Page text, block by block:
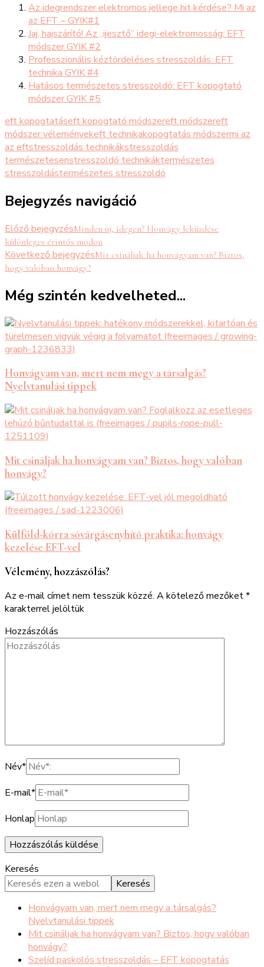
Az idegrendszer elektromos jellege hit kérdése? Mi az
az EFT – GYIK#1
Jaj, hajszárító! Az „ijesztő” idegi-elektromosság: EFT
módszer GYIK #2
Professzionális kéztördeléses stresszoldás: EFT
technika GYIK #4
Hatásos természetes stresszoldó: EFT kopogtató
módszer GYIK #5
eft kopogtatáseft kopogtató módszereft módszereft
módszer véleményekeft technikakopogtatás módszermi az
az eftstresszoldás technikákstresszoldás
természetesenstresszoldó technikáktermészetes
stresszoldástermészetes stresszoldó
Bejegyzés navigáció
Előző bejegyzésMinden új, idegen? Honvágy leküzdése
különleges érintős módon
Következő bejegyzésMit csináljak ha honvágyam van? Biztos,
hogy valóban honvágy?
Még szintén kedvelheted...
Honvágyam van, mert nem megy a társalgás?
Nyelvtanulási tippek
Mit csináljak ha honvágyam van? Biztos, hogy valóban
honvágy?
Külföld-kórra sóvárgásenyhítő praktika: honvágy
kezelése EFT-vel
Vélemény, hozzászólás?
Az e-mail címet nem tesszük közzé. A kötelező mezőket*
karakterrel jelöltük
Hozzászólás
Név*
E-mail*
Honlap
Keresés
Keresés
Honvágyam van, mert nem megy a társalgás?
Nyelvtanulási tippek
Mit csináljak ha honvágyam van? Biztos, hogy valóban
honvágy?
Szelíd paskolós stresszoldás – EFT kopogtatás